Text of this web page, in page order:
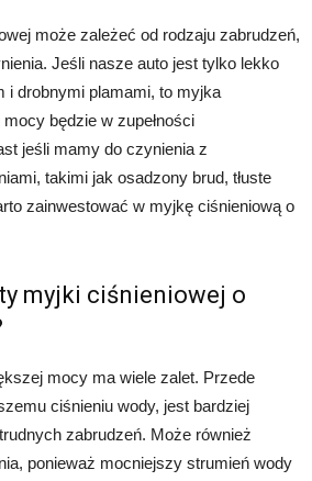
może zależeć od rodzaju zabrudzeń,
Jeśli nasze auto jest tylko lekko
i drobnymi plamami, to myjka
będzie w zupełności
jeśli mamy do czynienia z
takimi jak osadzony brud, tłuste
zainwestować w myjkę ciśnieniową o
myjki ciśnieniowej o
mocy ma wiele zalet. Przede
ciśnieniu wody, jest bardziej
zabrudzeń. Może również
ponieważ mocniejszy strumień wody